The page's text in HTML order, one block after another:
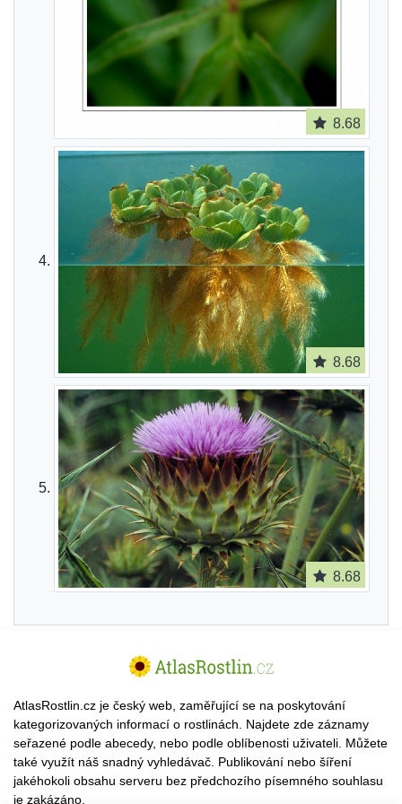
8.68
8.68
8.68
AtlasRostlin.cz je český web, zaměřující se na poskytování
kategorizovaných informací o rostlinách. Najdete zde záznamy
seřazené podle abecedy, nebo podle oblíbenosti uživateli. Můžete
také využít náš snadný vyhledávač. Publikování nebo šíření
jakéhokoli obsahu serveru bez předchozího písemného souhlasu
je zakázáno.